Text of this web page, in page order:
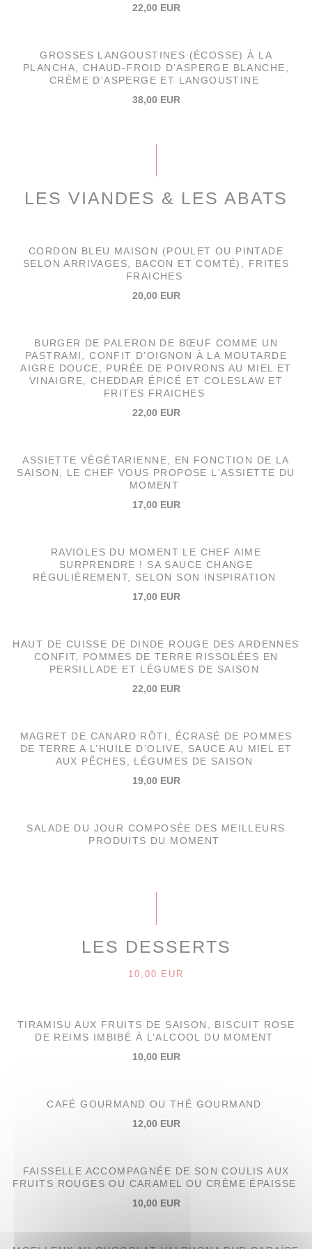
22,00 EUR
GROSSES LANGOUSTINES (ÉCOSSE) À LA
PLANCHA, CHAUD-FROID D’ASPERGE BLANCHE,
CRÈME D’ASPERGE ET LANGOUSTINE
38,00 EUR
LES VIANDES & LES ABATS
CORDON BLEU MAISON (POULET OU PINTADE
SELON ARRIVAGES, BACON ET COMTÉ), FRITES
FRAICHES
20,00 EUR
BURGER DE PALERON DE BŒUF COMME UN
PASTRAMI, CONFIT D’OIGNON À LA MOUTARDE
AIGRE DOUCE, PURÉE DE POIVRONS AU MIEL ET
VINAIGRE, CHEDDAR ÉPICÉ ET COLESLAW ET
FRITES FRAICHES
22,00 EUR
ASSIETTE VÉGÉTARIENNE, EN FONCTION DE LA
SAISON, LE CHEF VOUS PROPOSE L'ASSIETTE DU
MOMENT
17,00 EUR
RAVIOLES DU MOMENT LE CHEF AIME
SURPRENDRE ! SA SAUCE CHANGE
RÉGULIÈREMENT, SELON SON INSPIRATION
17,00 EUR
HAUT DE CUISSE DE DINDE ROUGE DES ARDENNES
CONFIT, POMMES DE TERRE RISSOLÉES EN
PERSILLADE ET LÉGUMES DE SAISON
22,00 EUR
MAGRET DE CANARD RÔTI, ÉCRASÉ DE POMMES
DE TERRE A L’HUILE D’OLIVE, SAUCE AU MIEL ET
AUX PÊCHES, LÉGUMES DE SAISON
19,00 EUR
SALADE DU JOUR COMPOSÉE DES MEILLEURS
PRODUITS DU MOMENT
LES DESSERTS
10,00 EUR
TIRAMISU AUX FRUITS DE SAISON, BISCUIT ROSE
DE REIMS IMBIBÉ À L’ALCOOL DU MOMENT
10,00 EUR
CAFÉ GOURMAND OU THÉ GOURMAND
12,00 EUR
FAISSELLE ACCOMPAGNÉE DE SON COULIS AUX
FRUITS ROUGES OU CARAMEL OU CRÈME ÉPAISSE
10,00 EUR